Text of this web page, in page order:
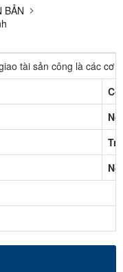
BẢN
tài sản công là các cơ